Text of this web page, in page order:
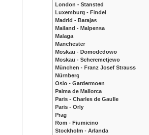
London - Stansted
Luxemburg - Findel
Madrid - Barajas
Mailand - Malpensa
Malaga
Manchester
Moskau - Domodedowo
Moskau - Scheremetjewo
München - Franz Josef Strauss
Nürnberg
Oslo - Gardermoen
Palma de Mallorca
Paris - Charles de Gaulle
Paris - Orly
Prag
Rom - Fiumicino
Stockholm - Arlanda